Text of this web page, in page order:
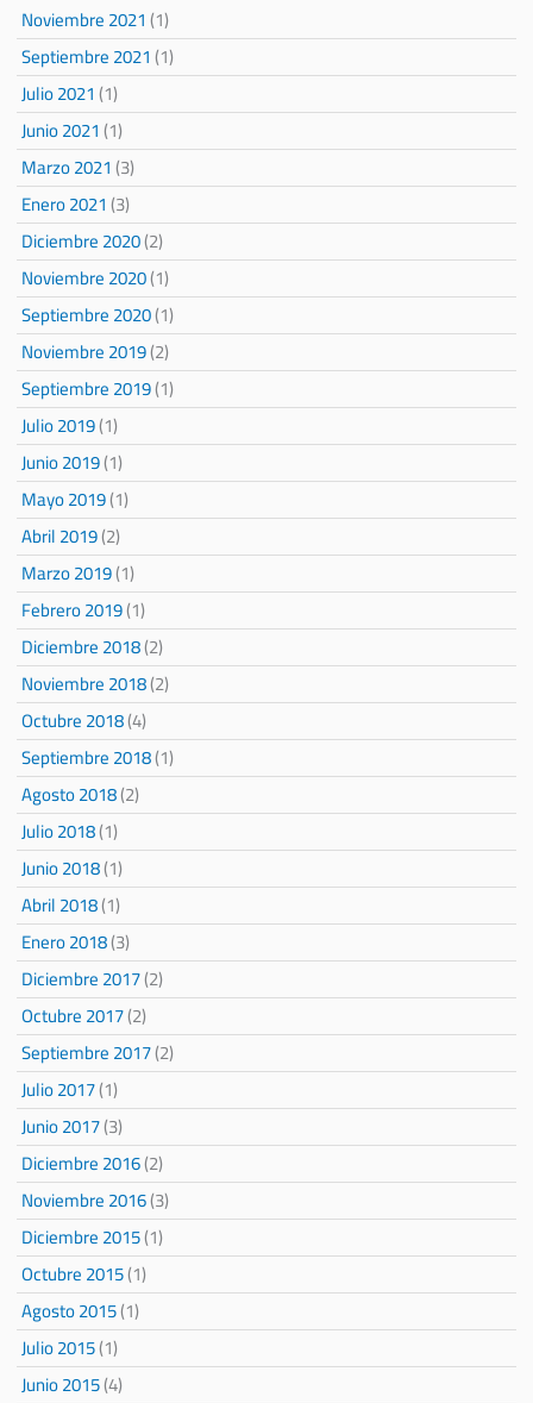
Noviembre 2021(1)
Septiembre 2021(1)
Julio 2021(1)
Junio 2021(1)
Marzo 2021(3)
Enero 2021(3)
Diciembre 2020(2)
Noviembre 2020(1)
Septiembre 2020(1)
Noviembre 2019(2)
Septiembre 2019(1)
Julio 2019(1)
Junio 2019(1)
Mayo 2019(1)
Abril 2019(2)
Marzo 2019(1)
Febrero 2019(1)
Diciembre 2018(2)
Noviembre 2018(2)
Octubre 2018(4)
Septiembre 2018(1)
Agosto 2018(2)
Julio 2018(1)
Junio 2018(1)
Abril 2018(1)
Enero 2018(3)
Diciembre 2017(2)
Octubre 2017(2)
Septiembre 2017(2)
Julio 2017(1)
Junio 2017(3)
Diciembre 2016(2)
Noviembre 2016(3)
Diciembre 2015(1)
Octubre 2015(1)
Agosto 2015(1)
Julio 2015(1)
Junio 2015(4)